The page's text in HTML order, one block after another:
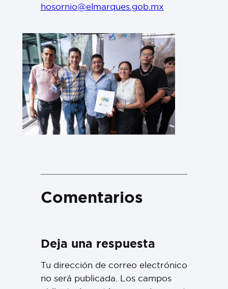
hosornio@elmarques.gob.mx
Comentarios
Deja una respuesta
Tu dirección de correo electrónico
no será publicada. Los campos